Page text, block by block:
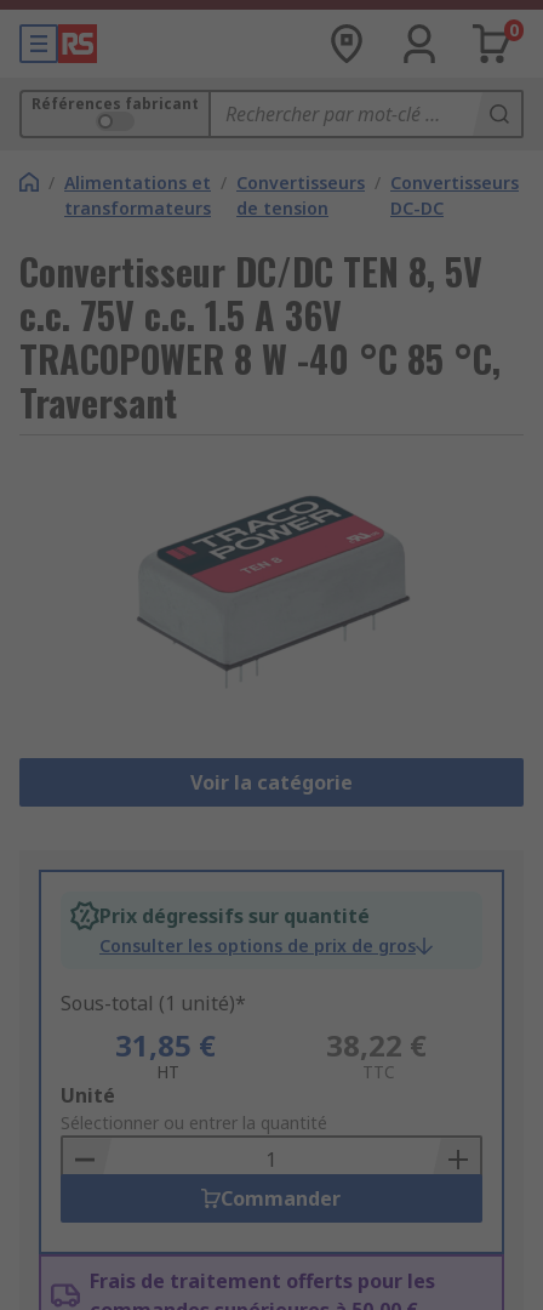
0
Références fabricant
/ Alimentations et
transformateurs
/ Convertisseurs
de tension
/ Convertisseurs
DC-DC
Convertisseur DC/DC TEN 8, 5V
c.c. 75V c.c. 1.5 A 36V
TRACOPOWER 8 W -40 °C 85 °C,
Traversant
Voir la catégorie
Prix dégressifs sur quantité
Consulter les options de prix de gros
Sous-total (1 unité)*
31,85 €
HT
38,22 €
TTC
Add
to
Basket
Unité
Sélectionner ou entrer la quantité
Commander
Frais de traitement offerts pour les